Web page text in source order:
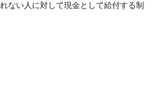
ない人に対して現金として給付する制